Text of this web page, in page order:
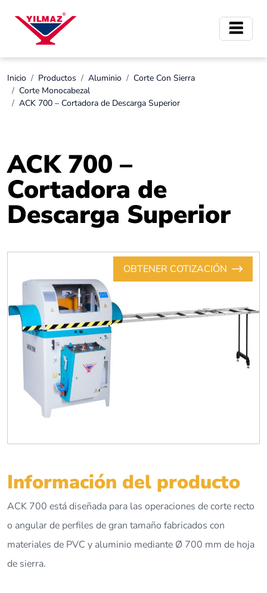
Inicio Productos Aluminio
Corte Con Sierra
Corte Monocabezal
ACK 700 – Cortadora de Descarga Superior
ACK 700 –
Cortadora de
Descarga Superior
OBTENER COTIZACIÓN
Información del producto
ACK 700 está diseñada para las operaciones de corte recto
o angular de perfiles de gran tamaño fabricados con
materiales de PVC y aluminio mediante Ø 700 mm de hoja
de sierra.